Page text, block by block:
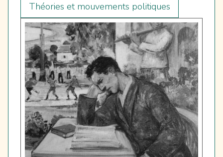
Théories et mouvements politiques